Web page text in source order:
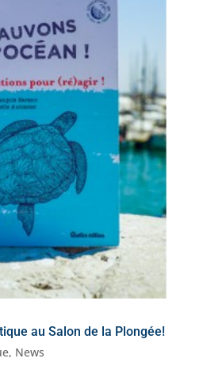
au Salon de la Plongée!
, News